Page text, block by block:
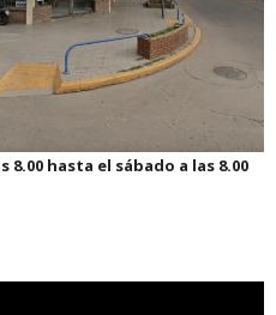
8.00 hasta el sábado a las 8.00